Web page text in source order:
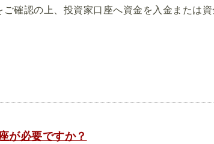
確認の上、投資家口座へ資金を入金または
が必要ですか？